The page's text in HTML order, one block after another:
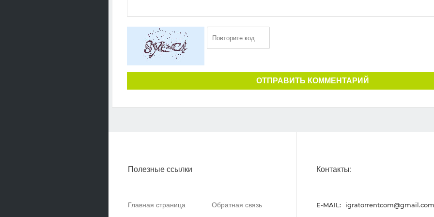
ОТПРАВИТЬ КОММЕНТАРИЙ
Полезные ссылки
Главная страница Обратная связь
Контакты:
E-MAIL: